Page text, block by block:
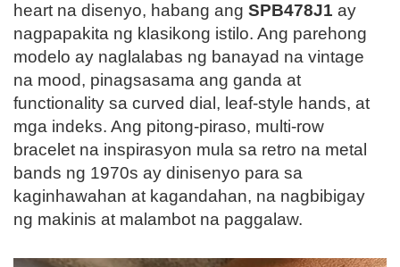
heart na disenyo, habang ang SPB478J1 ay
nagpapakita ng klasikong istilo. Ang parehong
modelo ay naglalabas ng banayad na vintage
na mood, pinagsasama ang ganda at
functionality sa curved dial, leaf-style hands, at
mga indeks. Ang pitong-piraso, multi-row
bracelet na inspirasyon mula sa retro na metal
bands ng 1970s ay dinisenyo para sa
kaginhawahan at kagandahan, na nagbibigay
ng makinis at malambot na paggalaw.